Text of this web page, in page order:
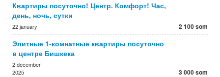
Квартиры посуточно! Центр. Комфорт! Час,
день, ночь, сутки
22 january 2 100 som
Элитные 1-комнатные квартиры посуточно
в центре Бишкека
2 december
2025
3 000 som